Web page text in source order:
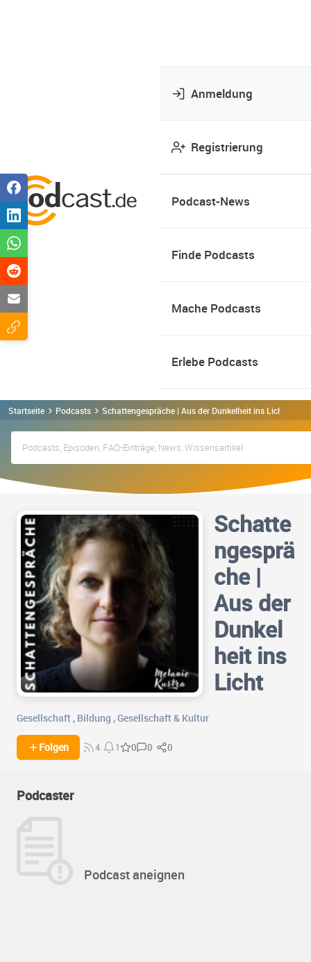
Anmeldung
Registrierung
Podcast-News
Finde Podcasts
Mache Podcasts
Erlebe Podcasts
Startseite Podcasts Schattengespräche | Aus der Dunkelheit ins Licht
Schatte
ngesprä
che |
Aus der
Dunkel
heit ins
Licht
Gesellschaft , Bildung ,Gesellschaft & Kultur
Folgen 4 1 0 0 0
Podcaster
Podcast aneignen